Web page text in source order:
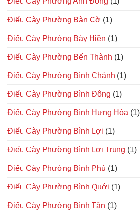
Điếu Cày Phường Bàn Cờ (1)
Điếu Cày Phường Bày Hiền (1)
Điếu Cày Phường Bến Thành (1)
Điếu Cày Phường Bình Chánh (1)
Điếu Cày Phường Bình Đông (1)
Điếu Cày Phường Bình Hưng Hòa (1)
Điếu Cày Phường Bình Lợi (1)
Điếu Cày Phường Bình Lợi Trung (1)
Điếu Cày Phường Bình Phú (1)
Điếu Cày Phường Bình Quới (1)
Điếu Cày Phường Bình Tân (1)